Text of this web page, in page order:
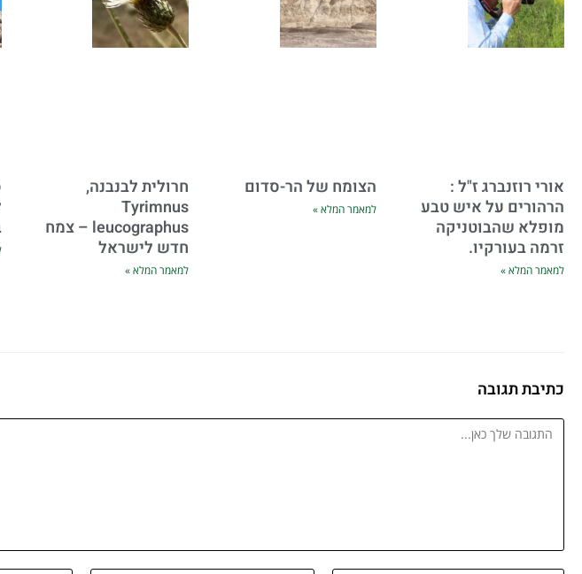
אורי רוזנברג ז"ל :
הרהורים על איש טבע
מופלא שהבוטניקה
זרמה בעורקיו.
למאמר המלא »
הצומח של הר-סדום
למאמר המלא »
חרולית לבנבנה,
Tyrimnus
leucographus – צמח
חדש לישראל
למאמר המלא »
כתיבת תגובה